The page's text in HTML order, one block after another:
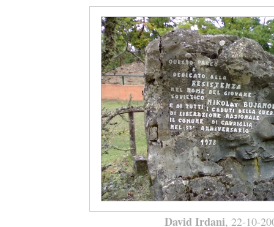
David Irdani, 22-10-